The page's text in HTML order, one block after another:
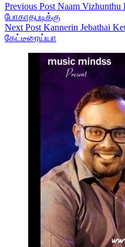
Previous Post Naam Vizhunthu
போகாதபடிக்கு
Next Post Kannerin
கேட்டீரைய்யா